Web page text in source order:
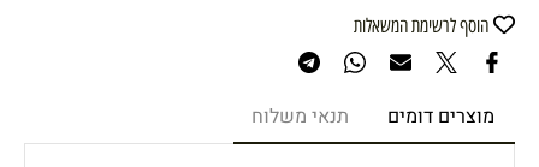
הוסף לרשימת המשאלות
מוצרים דומים תנאי משלוח